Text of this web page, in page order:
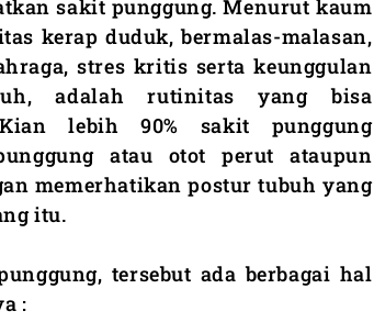
sakit punggung. Menurut kaum
kerap duduk, bermalas-malasan,
stres kritis serta keunggulan
adalah rutinitas yang bisa
lebih 90% sakit punggung
atau otot perut ataupun
memerhatikan postur tubuh yang
itu.
tersebut ada berbagai hal
: